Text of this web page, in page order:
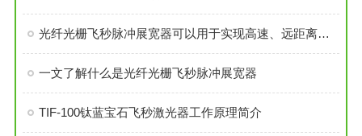
光纤光栅飞秒脉冲展宽器可以用于实现高速、远距离的光纤通信
一文了解什么是光纤光栅飞秒脉冲展宽器
TIF-100钛蓝宝石飞秒激光器工作原理简介